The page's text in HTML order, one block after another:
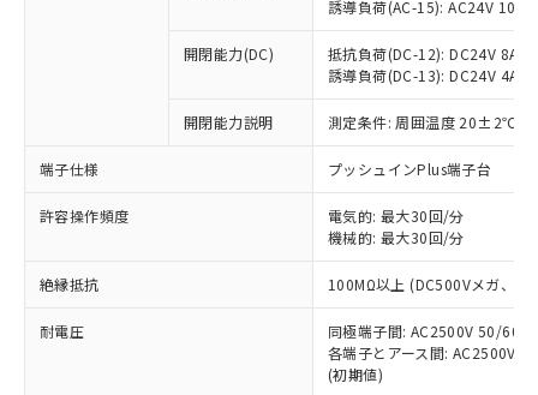
誘導負荷(AC-15): AC24V
開閉能力(DC)
抵抗負荷(DC-12): DC24V 8A/
誘導負荷(DC-13): DC24V 4A/
開閉能力説明 測定条件: 周囲温度 20±2℃、
端子仕様 プッシュインPlus端子台
許容操作頻度
電気的: 最大30回/分
機械的: 最大30回/分
絶縁抵抗 100MΩ以上 (DC500Vメガ、点
耐電圧
同極端子間: AC2500V 50/
各端子とアース間: AC2500V
(初期値)
以下の条件をお読みいただき、同意のうえ
ご利用ください。
本サービスは、当社制御機器事業取扱
商品の当社在庫状況および標準価格
(税抜)を提供させていただくもので
当社制御機器事業取扱商品の中には、
本サービスの対象外となる商品もある
ことをご了承ください。
在庫状況および標準価格照会結果は、
記載している更新日時点での社内デー
タに基づき作成されるものであり、閲
覧された時点での実際の在庫および標
準価格とは異なる場合があることをご
非含有に非対応の商品で、対応品を出す予
定はありません。
調査・確認中：EU RoHS指令（10物質）の
非含有の対応状況を調査中または確認中の
非該当品：ライセンス料など無形物で、有
害物質有無と関係のない商品です。
仕入先様の事情により、非含有部品として
いたものが、含有品と判明した場合などや
むを得ず変更することがあります。
六価クロム(Cr(Ⅵ)) 1000ppm以下、ポリ臭化ビフェニル
類(PBB) 1000ppm以下、ポリ臭化ジフェニルエーテル類
「○」：最大均質材料含有率が中国RoHSの
基準値以下であることを示します。
「×」：最大均質材料含有率が中国RoHSの
基準値を超えていることを示します。
「－」：未確認です。当社販売部門へお問
*中国RoHS10物質の基準値 (GB/T26572)：
Pb(鉛) :1000ppm、 Hg(水銀) : 1000ppm、 Cd(カドミウ
Cr(Ⅵ)(六価クロム) : 1000ppm、 PBBs(ポリ臭化ビフェ
当社は、これら貴社製品のうち、外国
為替および外国貿易法に定める商品
（以下｢規制貨物等」という）を輸出
または国外への提供する場合は、日本
国政府の輸出許可(または役務取引許
可)を取得するなどの必要な手続きを